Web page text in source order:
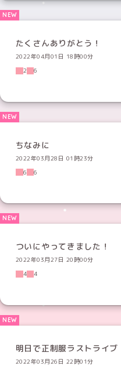
たくさんありがとう！
2022年04月01日 18時00分
2
6
ちなみに
2022年03月28日 01時23分
6
6
ついにやってきました！
2022年03月27日 20時00分
4
4
明日で正制服ラストライブ
2022年03月26日 22時01分